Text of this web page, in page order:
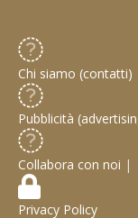
Chi siamo (contatti)
Pubblicità
Collabora con noi |
Privacy Policy